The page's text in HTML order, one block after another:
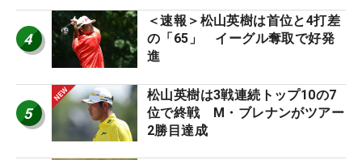
4
＜速報＞松山英樹は首位と4打差
の「65」 イーグル奪取で好発
進
5
松山英樹は3戦連続トップ10の7
位で終戦 M・ブレナンがツアー
2勝目達成